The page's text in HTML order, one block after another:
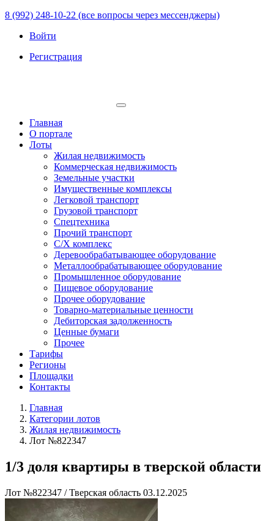
8 (992) 248-10-22 (все вопросы через мессенджеры)
Войти
Регистрация
Главная
О портале
Лоты
Жилая недвижимость
Коммерческая недвижимость
Земельные участки
Имущественные комплексы
Легковой транспорт
Грузовой транспорт
Спецтехника
Прочий транспорт
С/Х комплекс
Деревообрабатывающее оборудование
Металлообрабатывающее оборудование
Промышленное оборудование
Пищевое оборудование
Прочее оборудование
Товарно-материальные ценности
Дебиторская задолженность
Ценные бумаги
Прочее
Тарифы
Регионы
Площадки
Контакты
Главная
Категории лотов
Жилая недвижимость
Лот №822347
1/3 доля квартиры в тверской области
Лот №822347 / Тверская область 03.12.2025